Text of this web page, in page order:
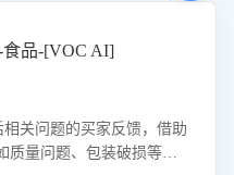
品-[VOC AI]
关问题的买家反馈，借助
质量问题、包装破损等，